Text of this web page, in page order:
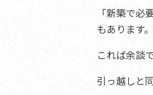
「新築で
もあります
これば余談
引っ越しと